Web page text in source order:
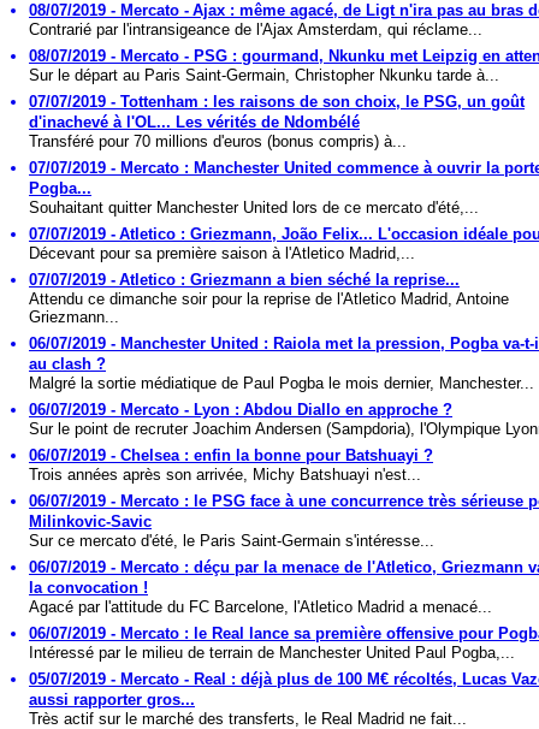
08/07/2019 - Mercato - Ajax : même agacé, de Ligt n'ira pas au bras
Contrarié par l'intransigeance de l'Ajax Amsterdam, qui réclame...
08/07/2019 - Mercato - PSG : gourmand, Nkunku met Leipzig en
Sur le départ au Paris Saint-Germain, Christopher Nkunku tarde à...
07/07/2019 - Tottenham : les raisons de son choix, le PSG, un goût
d'inachevé à l'OL... Les vérités de Ndombélé
Transféré pour 70 millions d'euros (bonus compris) à...
07/07/2019 - Mercato : Manchester United commence à ouvrir la
Pogba...
Souhaitant quitter Manchester United lors de ce mercato d'été,...
07/07/2019 - Atletico : Griezmann, João Felix... L'occasion idéale
Décevant pour sa première saison à l'Atletico Madrid,...
07/07/2019 - Atletico : Griezmann a bien séché la reprise...
Attendu ce dimanche soir pour la reprise de l'Atletico Madrid, Antoine
Griezmann...
06/07/2019 - Manchester United : Raiola met la pression, Pogba va-
au clash ?
Malgré la sortie médiatique de Paul Pogba le mois dernier, Manchester...
06/07/2019 - Mercato - Lyon : Abdou Diallo en approche ?
Sur le point de recruter Joachim Andersen (Sampdoria), l'Olympique
06/07/2019 - Chelsea : enfin la bonne pour Batshuayi ?
Trois années après son arrivée, Michy Batshuayi n'est...
06/07/2019 - Mercato : le PSG face à une concurrence très sérieuse
Milinkovic-Savic
Sur ce mercato d'été, le Paris Saint-Germain s'intéresse...
06/07/2019 - Mercato : déçu par la menace de l'Atletico, Griezmann
la convocation !
Agacé par l'attitude du FC Barcelone, l'Atletico Madrid a menacé...
06/07/2019 - Mercato : le Real lance sa première offensive pour
Intéressé par le milieu de terrain de Manchester United Paul Pogba,...
05/07/2019 - Mercato - Real : déjà plus de 100 M€ récoltés, Lucas
aussi rapporter gros...
Très actif sur le marché des transferts, le Real Madrid ne fait...